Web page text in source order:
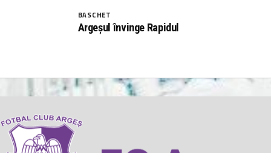
BASCHET
Argeșul învinge Rapidul